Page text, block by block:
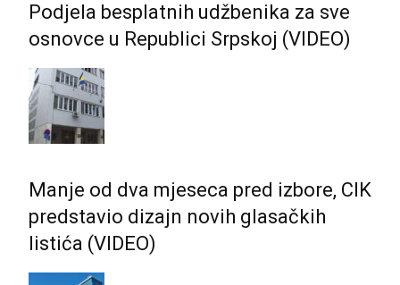
Podjela besplatnih udžbenika za sve
osnovce u Republici Srpskoj (VIDEO)
Manje od dva mjeseca pred izbore, CIK
predstavio dizajn novih glasačkih
listića (VIDEO)